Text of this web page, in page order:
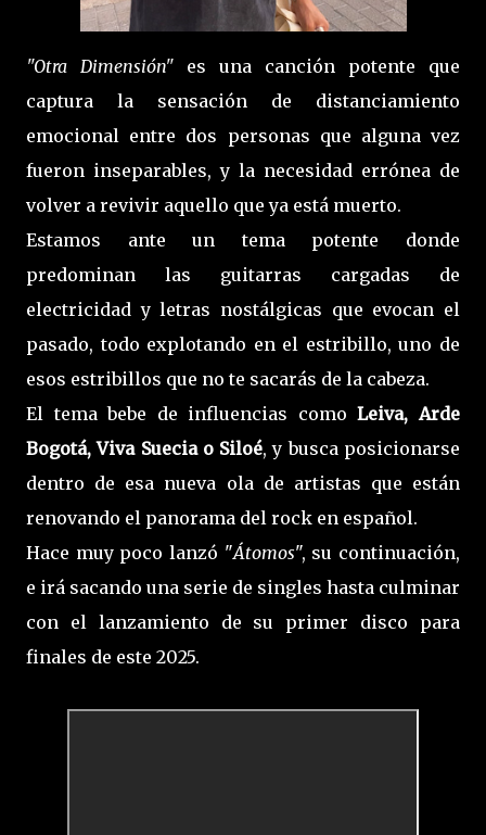
"Otra Dimensión" es una canción potente que
captura la sensación de distanciamiento
emocional entre dos personas que alguna vez
fueron inseparables, y la necesidad errónea de
volver a revivir aquello que ya está muerto.
Estamos ante un tema potente donde
predominan las guitarras cargadas de
electricidad y letras nostálgicas que evocan el
pasado, todo explotando en el estribillo, uno de
esos estribillos que no te sacarás de la cabeza.
El tema bebe de influencias comoLeiva, Arde
Bogotá, Viva Suecia o Siloé, y busca posicionarse
dentro de esa nueva ola de artistas que están
renovando el panorama del rock en español.
Hace muy poco lanzó "Átomos", su continuación,
e irá sacando una serie de singles hasta culminar
con el lanzamiento de su primer disco para
finales de este 2025.